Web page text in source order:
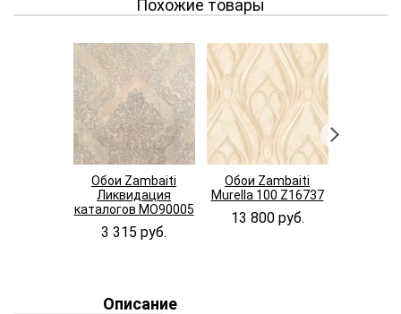
Похожие товары
Обои Zambaiti
Ликвидация
каталогов MO90005
3 315 руб.
Обои Zambaiti
Murella 100 Z16737
13 800 руб.
Описание